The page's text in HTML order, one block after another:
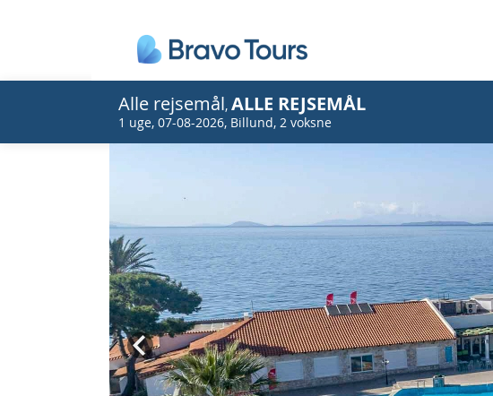
Alle rejsemål, ALLE REJSEMÅL
1 uge, 07-08-2026, Billund, 2 voksne
Prev